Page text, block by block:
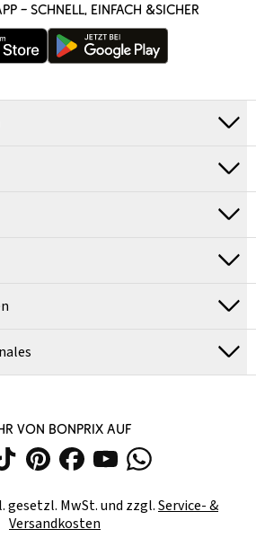
– SCHNELL, EINFACH &SICHER
VON BONPRIX AUF
gesetzl. MwSt. und zzgl.Service- &
Versandkosten